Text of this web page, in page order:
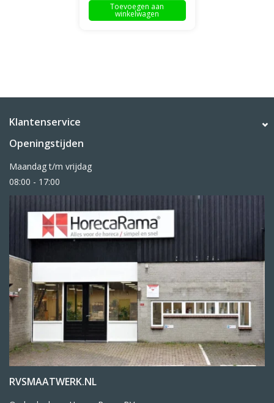
Toevoegen aan
winkelwagen
Klantenservice
Openingstijden
Maandag t/m vrijdag
08:00 - 17:00
RVSMAATWERK.NL